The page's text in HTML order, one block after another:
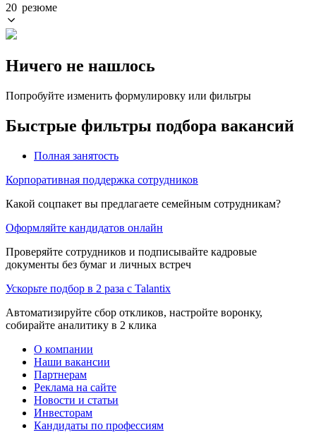
20 резюме
Ничего не нашлось
Попробуйте изменить формулировку или фильтры
Быстрые фильтры подбора вакансий
Полная занятость
Корпоративная поддержка сотрудников
Какой соцпакет вы предлагаете семейным сотрудникам?
Оформляйте кандидатов онлайн
Проверяйте сотрудников и подписывайте кадровые
документы без бумаг и личных встреч
Ускорьте подбор в 2 раза с Talantix
Автоматизируйте сбор откликов, настройте воронку,
собирайте аналитику в 2 клика
О компании
Наши вакансии
Партнерам
Реклама на сайте
Новости и статьи
Инвесторам
Кандидаты по профессиям